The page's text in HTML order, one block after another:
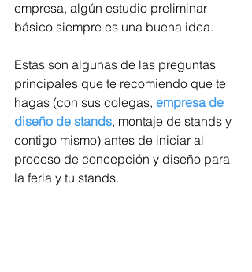
empresa, algún estudio preliminar
básico siempre es una buena idea.
Estas son algunas de las preguntas
principales que te recomiendo que te
hagas (con sus colegas, empresa de
diseño de stands, montaje de stands y
contigo mismo) antes de iniciar al
proceso de concepción y diseño para
la feria y tu stands.